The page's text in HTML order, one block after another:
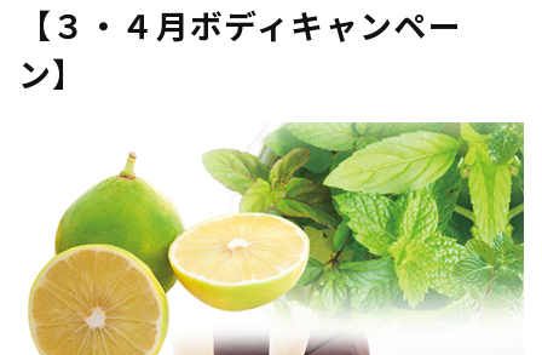
【３・４月ボディキャンペー
ン】